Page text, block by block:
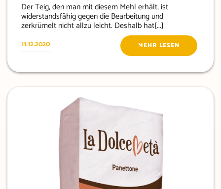
Der Teig, den man mit diesem Mehl erhält, ist
widerstandsfähig gegen die Bearbeitung und
zerkrümelt nicht allzu leicht. Deshalb hat[...]
11.12.2020 MEHR LESEN